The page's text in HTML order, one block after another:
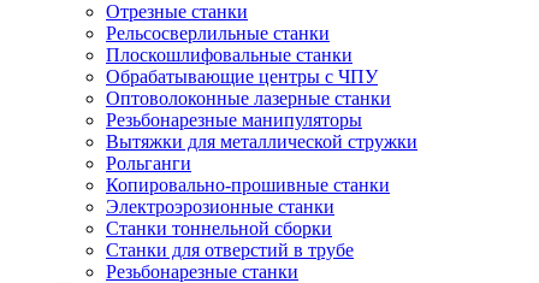
Отрезные станки
Рельсосверлильные станки
Плоскошлифовальные станки
Обрабатывающие центры с ЧПУ
Оптоволоконные лазерные станки
Резьбонарезные манипуляторы
Вытяжки для металлической стружки
Рольганги
Копировально-прошивные станки
Электроэрозионные станки
Станки тоннельной сборки
Станки для отверстий в трубе
Резьбонарезные станки